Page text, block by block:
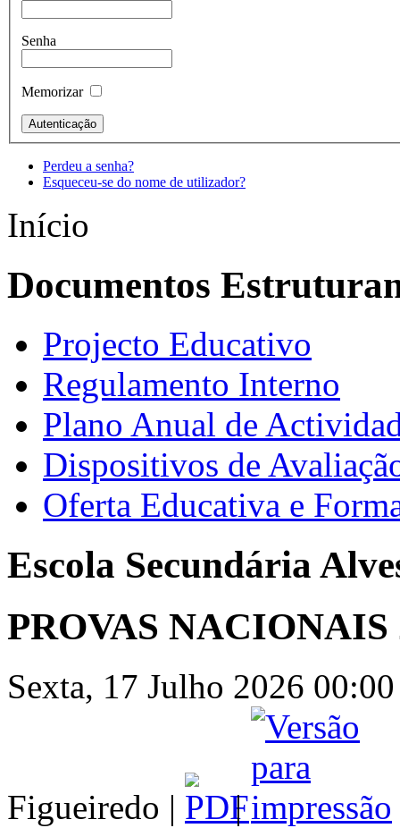
Senha
Memorizar
Perdeu a senha?
Esqueceu-se do nome de utilizador?
Início
Documentos
Projecto Educativo
Regulamento Interno
Plano Anual de
Dispositivos de
Oferta Educativa e
Escola Secundária
PROVAS NACIONAIS
Sexta, 17 Julho 2026
Figueiredo | |